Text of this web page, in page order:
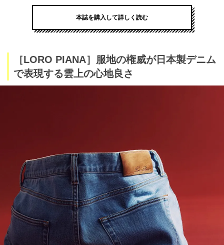
本誌を購入して詳しく読む
［LORO PIANA］服地の権威が日本製デニム
で表現する雲上の心地良さ